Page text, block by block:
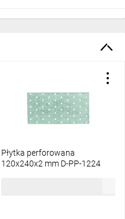
Płytka perforowana
120x240x2 mm D-PP-1224